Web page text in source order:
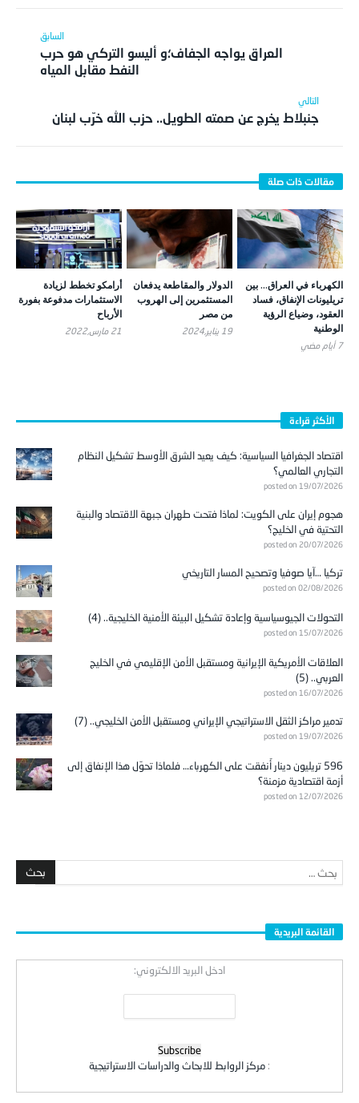
العراق يواجه الجفاف؛و أليسو التركي هو حرب
النفط مقابل المياه
جنبلاط يخرج عن صمته الطويل.. حزب الله خرّب لبنان
الكهرباء في العراق… بين
تريليونات الإنفاق، فساد
العقود، وضياع الرؤية
الوطنية
7 أيام ‎مضي
الدولار والمقاطعة يدفعان
المستثمرين إلى الهروب
من مصر
19 يناير,2024
أرامكو تخطط لزيادة
الاستثمارات مدفوعة بفورة
الأرباح
21 مارس,2022
الأكثر قراءة
اقتصاد الجغرافيا السياسية: كيف يعيد الشرق الأوسط تشكيل النظام
التجاري العالمي؟
posted on 19/07/2026
هجوم إيران على الكويت: لماذا فتحت طهران جبهة الاقتصاد والبنية
التحتية في الخليج؟
posted on 20/07/2026
تركيا …آيا صوفيا وتصحيح المسار التاريخي
posted on 02/08/2026
التحولات الجيوسياسية وإعادة تشكيل البيئة الأمنية الخليجية.. (4)
posted on 15/07/2026
العلاقات الأمريكية الإيرانية ومستقبل الأمن الإقليمي في الخليج
العربي.. (5)
posted on 16/07/2026
تدمير مراكز الثقل الاستراتيجي الإيراني ومستقبل الأمن الخليجي.. (7)
posted on 19/07/2026
596 تريليون دينار أُنفقت على الكهرباء… فلماذا تحوّل هذا الإنفاق إلى
أزمة اقتصادية مزمنة؟
posted on 12/07/2026
القائمة البريدية
ادخل البريد الالكتروني:
: مركز الروابط للابحاث والدراسات الاستراتيجية